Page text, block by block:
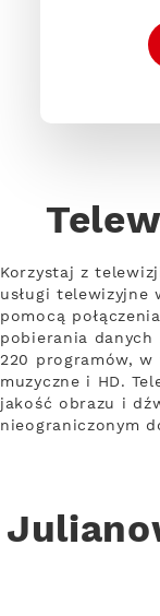
Korzystaj z
usługi telewizyjne
pomocą
pobierania danych
220 programów,
muzyczne i HD.
jakość obrazu i
nieograniczonym